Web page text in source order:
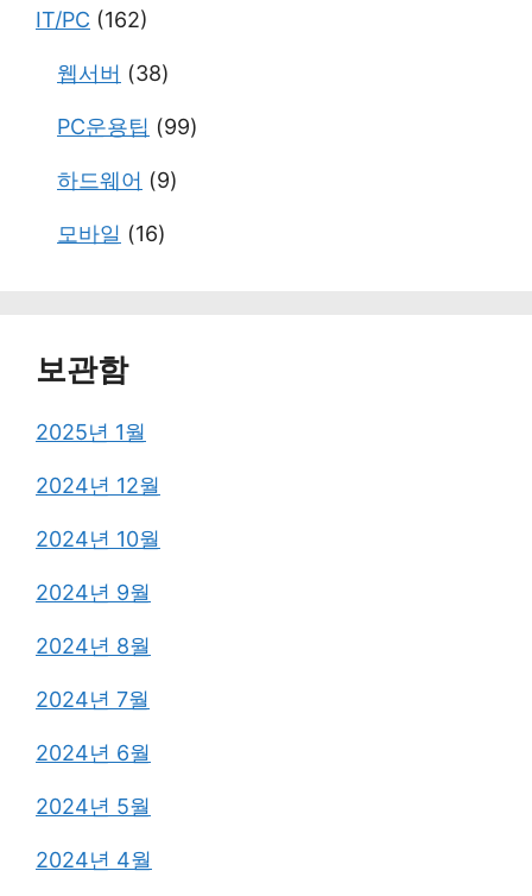
IT/PC (162)
웹서버 (38)
PC운용팁 (99)
하드웨어 (9)
모바일 (16)
보관함
2025년 1월
2024년 12월
2024년 10월
2024년 9월
2024년 8월
2024년 7월
2024년 6월
2024년 5월
2024년 4월